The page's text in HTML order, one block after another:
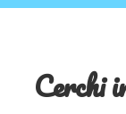
Cerchi